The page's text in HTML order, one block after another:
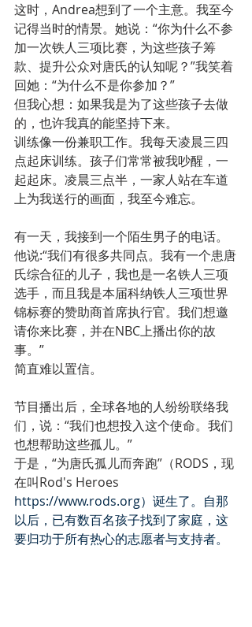
这时，Andrea想到了一个主意。我至今
记得当时的情景。她说：“你为什么不参
加一次铁人三项比赛，为这些孩子筹
款、提升公众对唐氏的认知呢？”我笑着
回她：“为什么不是你参加？”
但我心想：如果我是为了这些孩子去做
的，也许我真的能坚持下来。
训练像一份兼职工作。我每天凌晨三四
点起床训练。孩子们常常被我吵醒，一
起起床。凌晨三点半，一家人站在车道
上为我送行的画面，我至今难忘。
有一天，我接到一个陌生男子的电话。
他说:“我们有很多共同点。我有一个患唐
氏综合征的儿子，我也是一名铁人三项
选手，而且我是本届科纳铁人三项世界
锦标赛的赞助商首席执行官。我们想邀
请你来比赛，并在NBC上播出你的故
事。”
简直难以置信。
节目播出后，全球各地的人纷纷联络我
们，说：“我们也想投入这个使命。我们
也想帮助这些孤儿。”
于是，“为唐氏孤儿而奔跑”（RODS，现
在叫Rod's Heroes
https://www.rods.org）诞生了。自那
以后，已有数百名孩子找到了家庭，这
要归功于所有热心的志愿者与支持者。